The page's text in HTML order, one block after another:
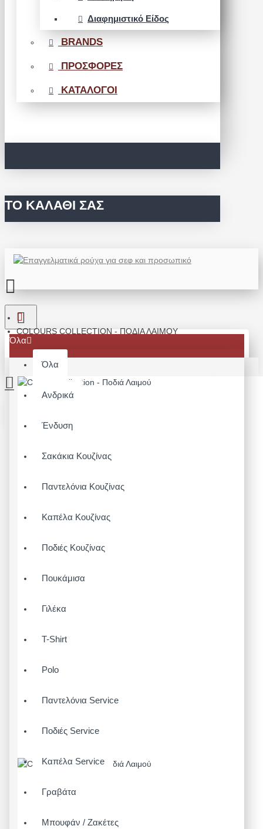
Διαφημιστικό Είδος
BRANDS
ΠΡΟΣΦΟΡΕΣ
ΚΑΤΑΛΟΓΟΙ
ΤΟ ΚΑΛΆΘΙ ΣΑΣ
Όλα
Όλα
Ανδρικά
Ένδυση
Σακάκια Κουζίνας
Παντελόνια Κουζίνας
Καπέλα Κουζίνας
Ποδιές Κουζίνας
Πουκάμισα
Γιλέκα
T-Shirt
Polo
Παντελόνια Service
Ποδιές Service
Καπέλα Service
Γραβάτα
Μπουφάν / Ζακέτες
COLOURS COLLECTION - ΠΟΔΙΆ ΛΑΙΜΟΎ